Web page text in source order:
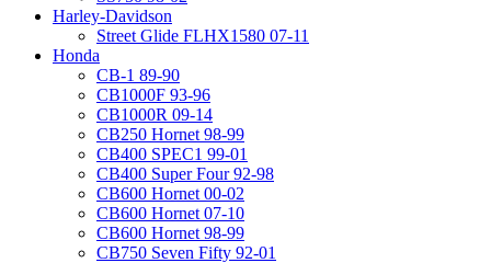
Harley-Davidson
Street Glide FLHX1580 07-11
Honda
CB-1 89-90
CB1000F 93-96
CB1000R 09-14
CB250 Hornet 98-99
CB400 SPEC1 99-01
CB400 Super Four 92-98
CB600 Hornet 00-02
CB600 Hornet 07-10
CB600 Hornet 98-99
CB750 Seven Fifty 92-01